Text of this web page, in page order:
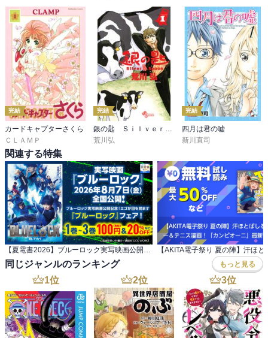
完結
カードキャプターさくら
ＣＬＡＭＰ
完結
荒川弘
完結
四月は君の嘘
新川直司
関連する特集
同じジャンルのランキング もっと見る
1位 2位 3位